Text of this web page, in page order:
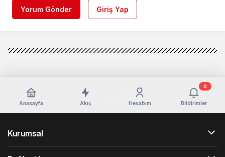
Yorum Gönder Giriş Yap
Anasayfa Akış Hesabım Bildirimler
0
Kurumsal